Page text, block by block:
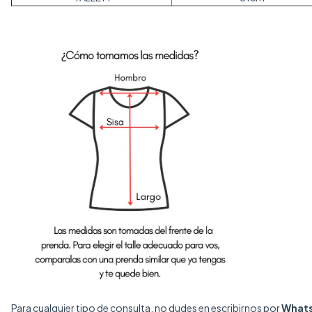
Para cualquier tipo de consulta, no dudes en escribirnos por